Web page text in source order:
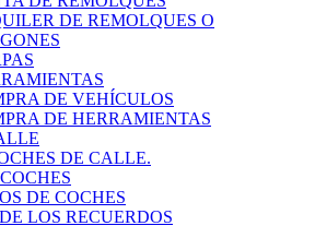
DE REMOLQUES O
DE VEHÍCULOS
DE HERRAMIENTAS
DE CALLE.
DE COCHES
LOS RECUERDOS